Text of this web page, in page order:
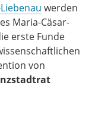
werden
Maria-Cäsar-
erste Funde
von